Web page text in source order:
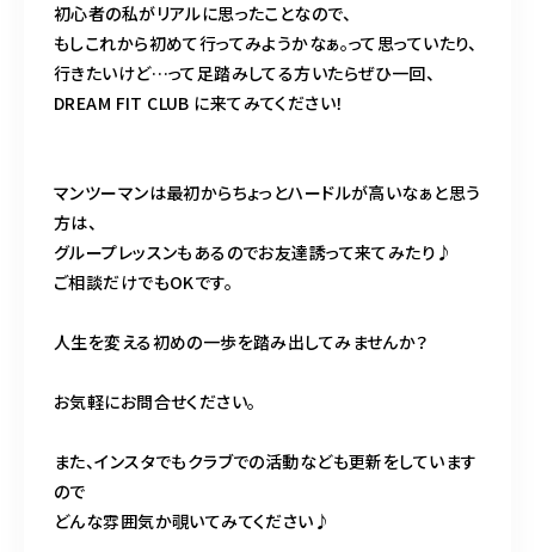
初心者の私がリアルに思ったことなので、
もしこれから初めて行ってみようかなぁ。って思っていたり、
行きたいけど…って足踏みしてる方いたらぜひ一回、
DREAM FIT CLUB に来てみてください！
マンツーマンは最初からちょっとハードルが高いなぁと思う
方は、
グループレッスンもあるのでお友達誘って来てみたり♪
ご相談だけでもOKです。
人生を変える初めの一歩を踏み出してみませんか？
お気軽にお問合せください。
また、インスタでもクラブでの活動なども更新をしています
ので
どんな雰囲気か覗いてみてください♪